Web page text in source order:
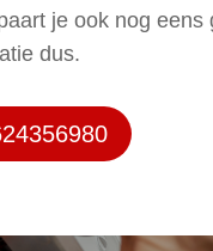
je ook nog eens
dus.